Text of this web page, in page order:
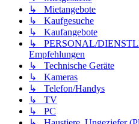
↳ Mietangebote
↳ Kaufgesuche
↳ Kaufangebote
↳ PERSONAL/
Empfehlungen
↳ Technische Geräte
↳ Kameras
↳ Telefon/Handys
↳ TV
↳ PC